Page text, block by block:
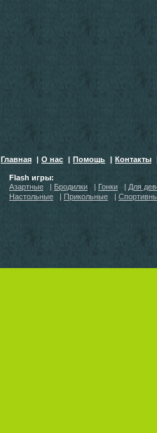
Главная | О нас | Помощь | Контакты
Flash игры:
Азартные
| Бродилки | Гонки | Для
Настольные
| Прикольные |